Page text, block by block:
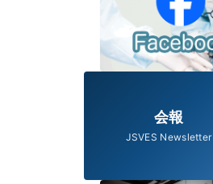
会報
JSVES Newsletter